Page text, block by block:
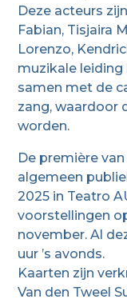
Deze acteurs
Fabian, Tisjaira
Lorenzo,
muzikale leiding
samen met de
zang, waardoor
worden.
De première
algemeen
2025 in Teatro
voorstellingen
november. Al
uur ’s avonds.
Kaarten zijn
Van den Tweel